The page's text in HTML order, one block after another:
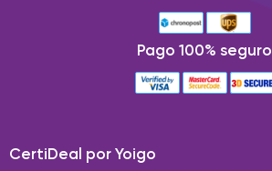
Pago 100% seguro
CertiDeal por Yoigo